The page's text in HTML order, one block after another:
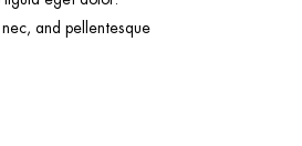
and pellentesque